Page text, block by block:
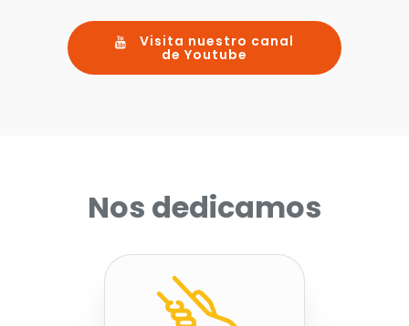
Visita nuestro canal
de Youtube
Nos dedicamos